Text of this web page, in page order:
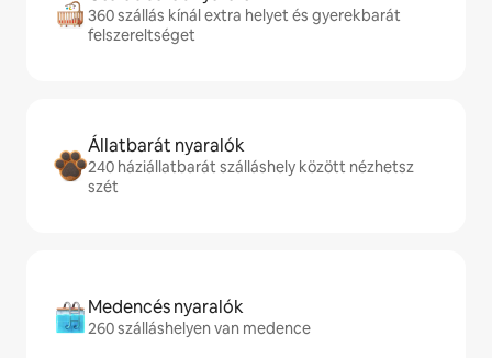
360 szállás kínál extra helyet és gyerekbarát
felszereltséget
Állatbarát nyaralók
240 háziállatbarát szálláshely között nézhetsz
szét
Medencés nyaralók
260 szálláshelyen van medence